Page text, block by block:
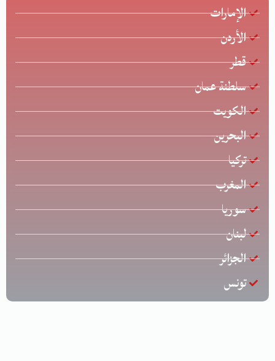
الإمارات
الأردن
قطر
سلطنة عمان
الكويت
البحرين
تركيا
المغرب
سوريا
لبنان
الجزائر
تونس